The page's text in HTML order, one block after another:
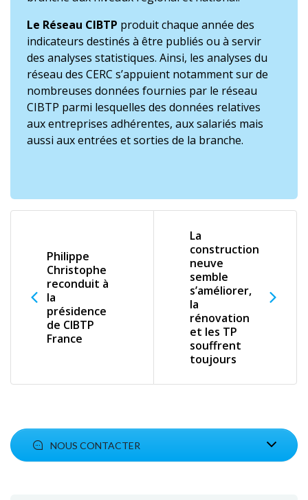
Le Réseau CIBTP produit chaque année des
indicateurs destinés à être publiés ou à servir
des analyses statistiques. Ainsi, les analyses du
réseau des CERC s’appuient notamment sur de
nombreuses données fournies par le réseau
CIBTP parmi lesquelles des données relatives
aux entreprises adhérentes, aux salariés mais
aussi aux entrées et sorties de la branche.
Philippe
Christophe
reconduit à
la
présidence
de CIBTP
France
La
construction
neuve
semble
s’améliorer,
la
rénovation
et les TP
souffrent
toujours
NOUS CONTACTER